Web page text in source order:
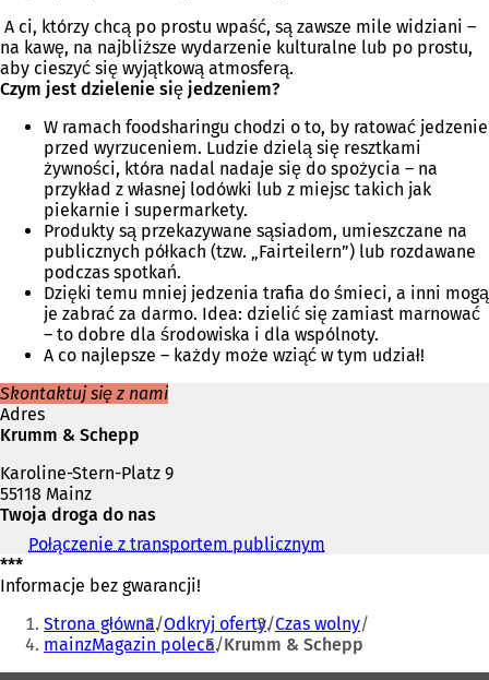
A ci, którzy chcą po prostu wpaść, są zawsze mile widziani –
na kawę, na najbliższe wydarzenie kulturalne lub po prostu,
aby cieszyć się wyjątkową atmosferą.
Czym jest dzielenie się jedzeniem?
W ramach foodsharingu chodzi o to, by ratować jedzenie
przed wyrzuceniem. Ludzie dzielą się resztkami
żywności, która nadal nadaje się do spożycia – na
przykład z własnej lodówki lub z miejsc takich jak
piekarnie i supermarkety.
Produkty są przekazywane sąsiadom, umieszczane na
publicznych półkach (tzw. „Fairteilern”) lub rozdawane
podczas spotkań.
Dzięki temu mniej jedzenia trafia do śmieci, a inni mogą
je zabrać za darmo. Idea: dzielić się zamiast marnować
– to dobre dla środowiska i dla wspólnoty.
A co najlepsze – każdy może wziąć w tym udział!
Skontaktuj się z nami
Adres
Krumm & Schepp
Karoline-Stern-Platz 9
55118 Mainz
Twoja droga do nas
Połączenie z transportem publicznym
i
e
r
***
Informacje bez gwarancji!
Jesteś
tutaj:
Strona główna Odkryj oferty Czas wolny
mainzMagazin poleca Krumm & Schepp